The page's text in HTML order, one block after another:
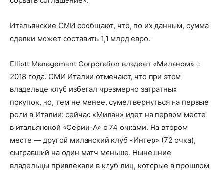
Итальянские СМИ сообщают, что, по их данным, сумма
сделки может составить 1,1 млрд евро.
Elliott Management Corporation владеет «Миланом» с
2018 года. СМИ Италии отмечают, что при этом
владельце клуб избегал чрезмерно затратных
покупок, но, тем не менее, сумел вернуться на первые
роли в Италии: сейчас «Милан» идет на первом месте
в итальянской «Серии-А» с 74 очками. На втором
месте — другой миланский клуб «Интер» (72 очка),
сыгравший на один матч меньше. Нынешние
владельцы привлекали в клуб лиц, которые в прошлом